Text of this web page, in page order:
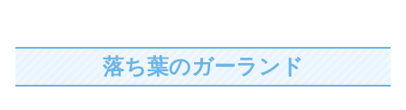
落ち葉のガーランド